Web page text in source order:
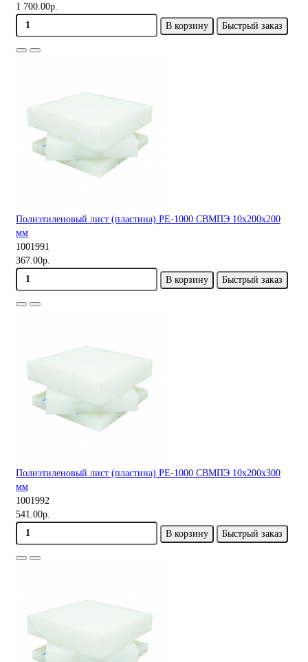
1 700.00р.
В корзину
Быстрый заказ
Полиэтиленовый лист (пластина) PE-1000 СВМПЭ 10х200х200
мм
1001991
367.00р.
В корзину
Быстрый заказ
Полиэтиленовый лист (пластина) PE-1000 СВМПЭ 10х200х300
мм
1001992
541.00р.
В корзину
Быстрый заказ